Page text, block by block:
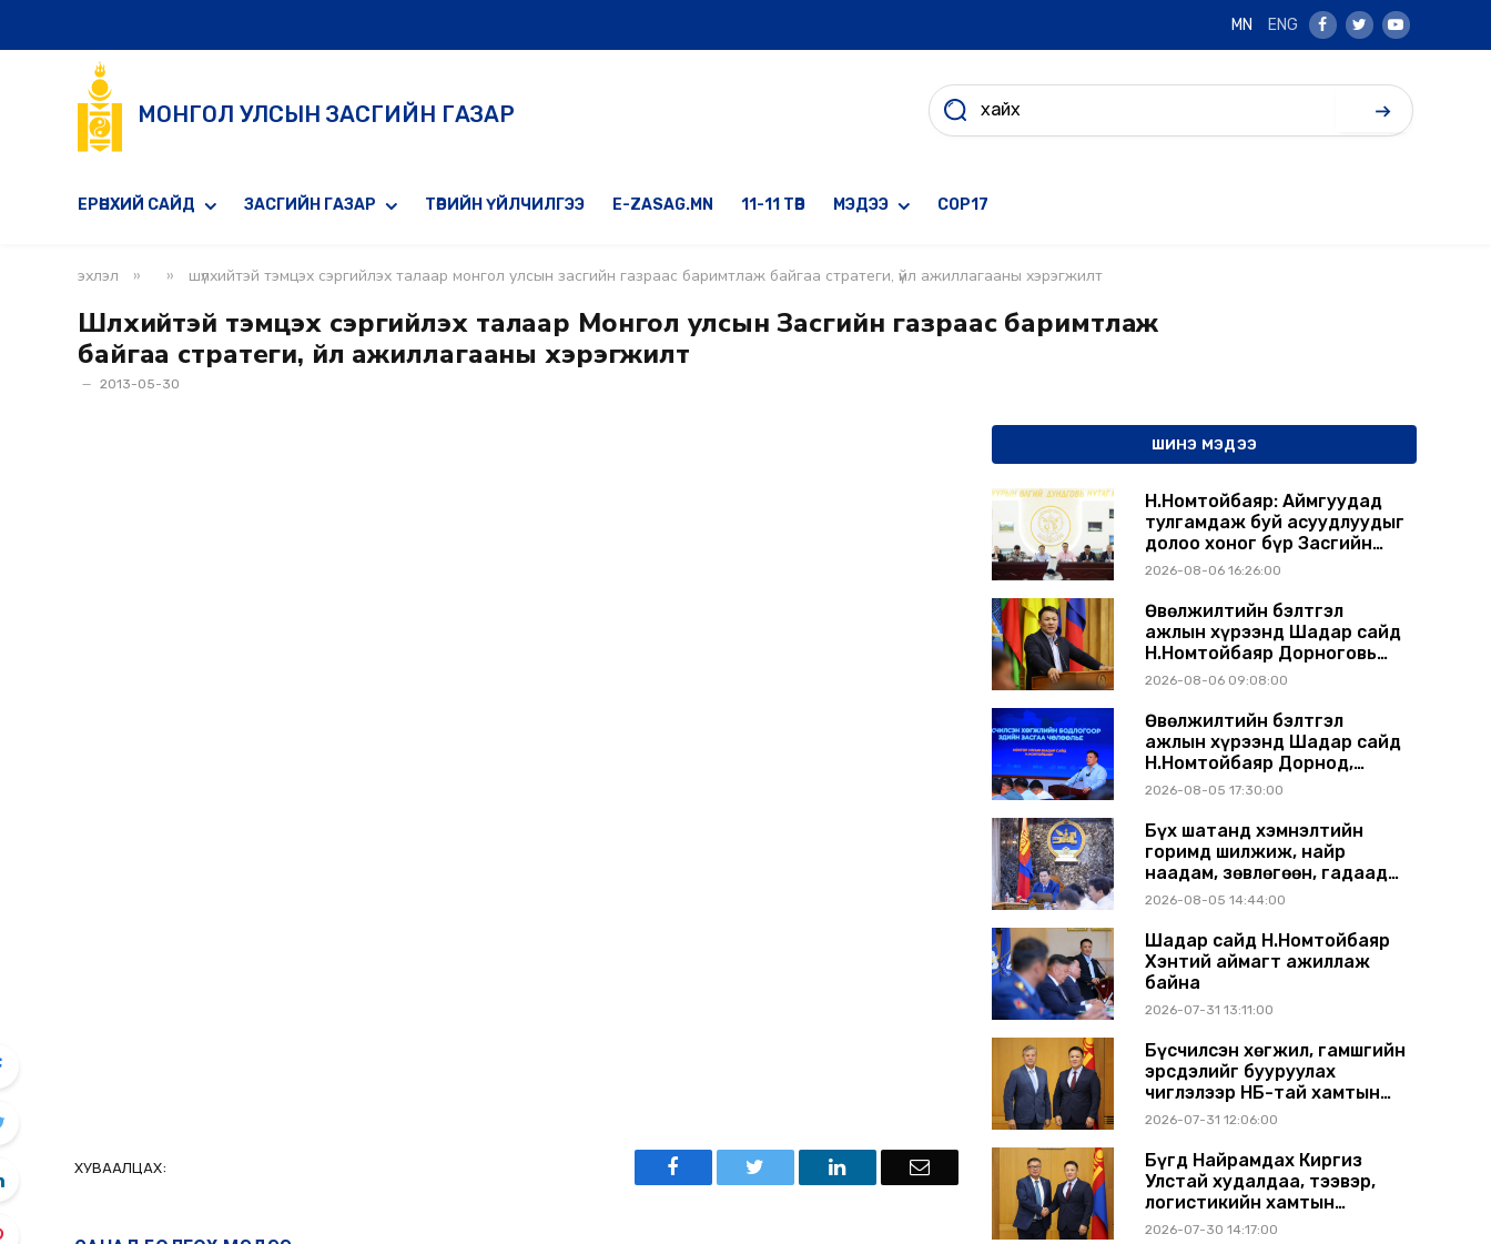
MN ENG
Facebook
TwitterYoutube
МОНГОЛ УЛСЫН ЗАСГИЙН ГАЗАР
ЕРӨНХИЙ САЙД ЗАСГИЙН ГАЗАР ТӨРИЙН ҮЙЛЧИЛГЭЭ E-ZASAG.MN 11-11 ТӨВ МЭДЭЭ COP17
эхлэл » » шүлхийтэй тэмцэх сэргийлэх талаар монгол улсын засгийн газраас баримтлаж байгаа стратеги, үйл ажиллагааны хэрэгжилт
Шүлхийтэй тэмцэх сэргийлэх талаар Монгол улсын Засгийн газраас баримтлаж
байгаа стратеги, үйл ажиллагааны хэрэгжилт
2013-05-30
ХУВААЛЦАХ:
ШИНЭ МЭДЭЭ
Н.Номтойбаяр: Аймгуудад
тулгамдаж буй асуудлуудыг
долоо хоног бүр Засгийн
газрын хуралдаанд
2026-08-06 16:26:00
Өвөлжилтийн бэлтгэл
ажлын хүрээнд Шадар сайд
Н.Номтойбаяр Дорноговь
аймагт ажиллав
2026-08-06 09:08:00
Өвөлжилтийн бэлтгэл
ажлын хүрээнд Шадар сайд
Н.Номтойбаяр Дорнод,
Сүхбаатар аймагт ажиллав
2026-08-05 17:30:00
Бүх шатанд хэмнэлтийн
горимд шилжиж, найр
наадам, зөвлөгөөн, гадаад
томилолтыг хориглолоо
2026-08-05 14:44:00
Шадар сайд Н.Номтойбаяр
Хэнтий аймагт ажиллаж
байна
2026-07-31 13:11:00
Бүсчилсэн хөгжил, гамшгийн
эрсдэлийг бууруулах
чиглэлээр НҮБ-тай хамтын
ажиллагаагаа
солилцлоо
2026-07-31 12:06:00
Бүгд Найрамдах Киргиз
Улстай худалдаа, тээвэр,
логистикийн хамтын
ажиллагааг өргөжүүлнэ
2026-07-30 14:17:00